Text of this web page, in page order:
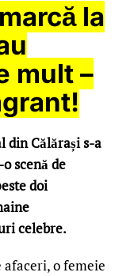
la
mult –
din Călărași s-a
scenă de
doi
celebre.
o femeie